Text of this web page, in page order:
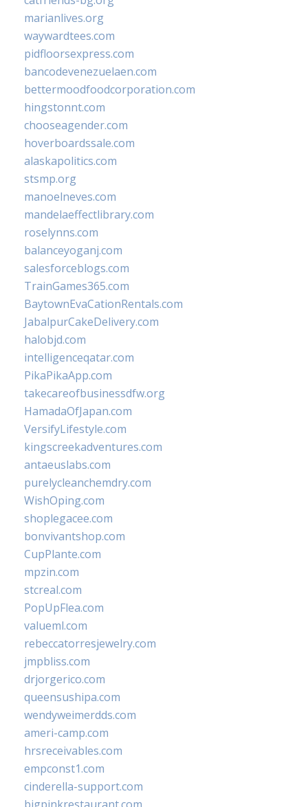
marianlives.org
waywardtees.com
pidfloorsexpress.com
bancodevenezuelaen.com
bettermoodfoodcorporation.com
hingstonnt.com
chooseagender.com
hoverboardssale.com
alaskapolitics.com
stsmp.org
manoelneves.com
mandelaeffectlibrary.com
roselynns.com
balanceyoganj.com
salesforceblogs.com
TrainGames365.com
BaytownEvaCationRentals.com
JabalpurCakeDelivery.com
halobjd.com
intelligenceqatar.com
PikaPikaApp.com
takecareofbusinessdfw.org
HamadaOfJapan.com
VersifyLifestyle.com
kingscreekadventures.com
antaeuslabs.com
purelycleanchemdry.com
WishOping.com
shoplegacee.com
bonvivantshop.com
CupPlante.com
mpzin.com
stcreal.com
PopUpFlea.com
valueml.com
rebeccatorresjewelry.com
jmpbliss.com
drjorgerico.com
queensushipa.com
wendyweimerdds.com
ameri-camp.com
hrsreceivables.com
empconst1.com
cinderella-support.com